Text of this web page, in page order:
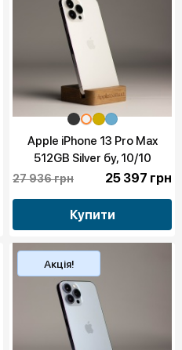
Apple iPhone 13 Pro Max
512GB Silver бу, 10/10
27 936 грн 25 397 грн
Купити
Акція!